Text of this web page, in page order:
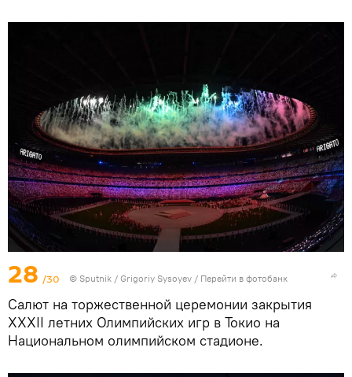
28 /30 © Sputnik / Grigoriy Sysoyev / Перейти в фотобанк
Салют на торжественной церемонии закрытия
XXXII летних Олимпийских игр в Токио на
Национальном олимпийском стадионе.